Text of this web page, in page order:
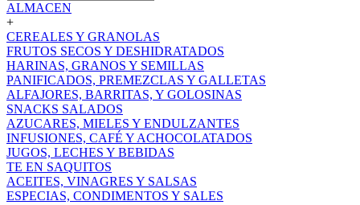
ALMACEN
+
CEREALES Y GRANOLAS
FRUTOS SECOS Y DESHIDRATADOS
HARINAS, GRANOS Y SEMILLAS
PANIFICADOS, PREMEZCLAS Y GALLETAS
ALFAJORES, BARRITAS, Y GOLOSINAS
SNACKS SALADOS
AZUCARES, MIELES Y ENDULZANTES
INFUSIONES, CAFÉ Y ACHOCOLATADOS
JUGOS, LECHES Y BEBIDAS
TE EN SAQUITOS
ACEITES, VINAGRES Y SALSAS
ESPECIAS, CONDIMENTOS Y SALES